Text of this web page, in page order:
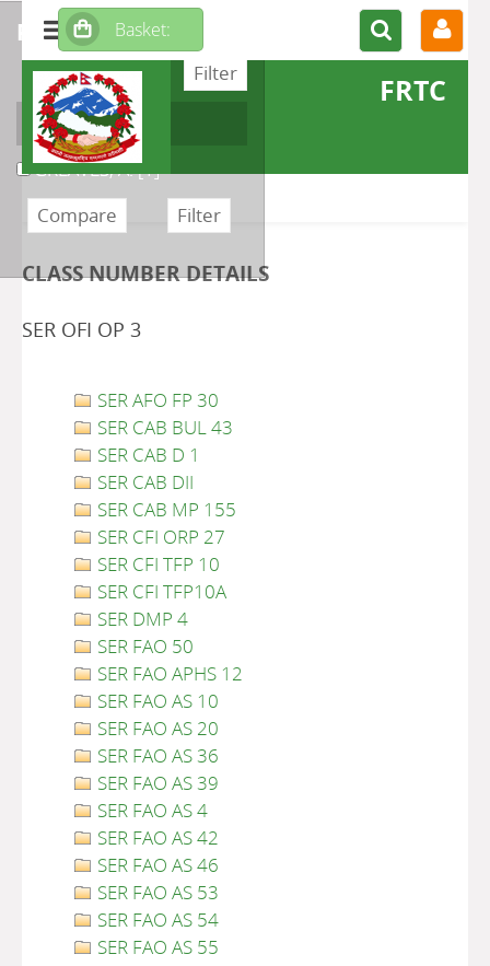
FRTC
CLASS NUMBER DETAILS
SER OFI OP 3
SER AFO FP 30
SER CAB BUL 43
SER CAB D 1
SER CAB DII
SER CAB MP 155
SER CFI ORP 27
SER CFI TFP 10
SER CFI TFP10A
SER DMP 4
SER FAO 50
SER FAO APHS 12
SER FAO AS 10
SER FAO AS 20
SER FAO AS 36
SER FAO AS 39
SER FAO AS 4
SER FAO AS 42
SER FAO AS 46
SER FAO AS 53
SER FAO AS 54
SER FAO AS 55
refine or compare
Author
GREAVES, A.[1]